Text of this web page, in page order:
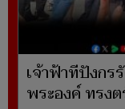
เจ้าฟ้าทีปังกร
พระองค์ ทรง